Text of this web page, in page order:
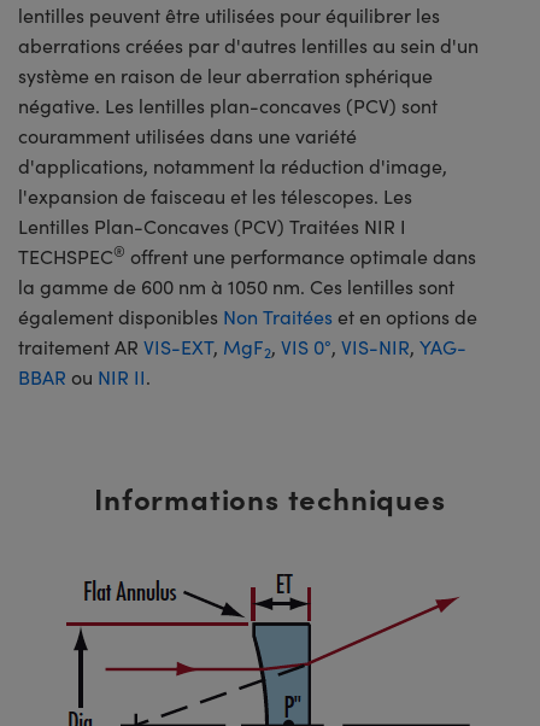
lentilles peuvent être utilisées pour équilibrer les
aberrations créées par d'autres lentilles au sein d'un
système en raison de leur aberration sphérique
négative. Les lentilles plan-concaves (PCV) sont
couramment utilisées dans une variété
d'applications, notamment la réduction d'image,
l'expansion de faisceau et les télescopes. Les
Lentilles Plan-Concaves (PCV) Traitées NIR I
TECHSPEC® offrent une performance optimale dans
la gamme de 600 nm à 1050 nm. Ces lentilles sont
également disponibles Non Traitéeset en options de
traitement AR VIS-EXT, MgF2, VIS 0°, VIS-NIR, YAG-
BBAR ou NIR II.
Informations techniques